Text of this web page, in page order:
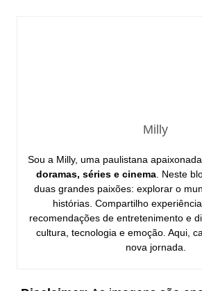
Milly
Sou a Milly, uma paulistana
doramas, séries e cinema . Neste
duas grandes paixões: explorar o
histórias. Compartilho
recomendações de entretenimento e
cultura, tecnologia e emoção. Aqui,
nova jornada.